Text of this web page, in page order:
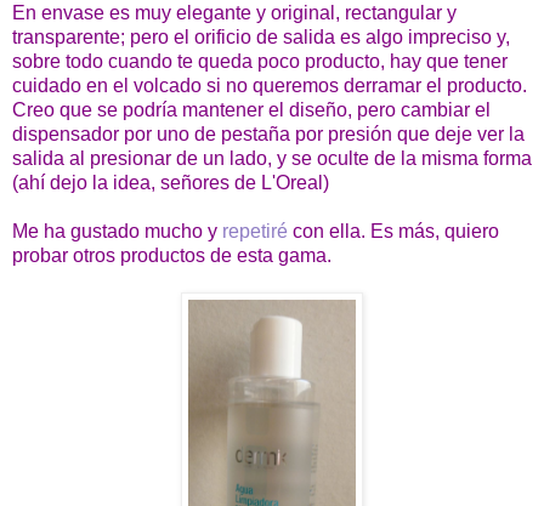
En envase es muy elegante y original, rectangular y
transparente; pero el orificio de salida es algo impreciso y,
sobre todo cuando te queda poco producto, hay que tener
cuidado en el volcado si no queremos derramar el producto.
Creo que se podría mantener el diseño, pero cambiar el
dispensador por uno de pestaña por presión que deje ver la
salida al presionar de un lado, y se oculte de la misma forma
(ahí dejo la idea, señores de L'Oreal)
Me ha gustado mucho y repetiré con ella. Es más, quiero
probar otros productos de esta gama.